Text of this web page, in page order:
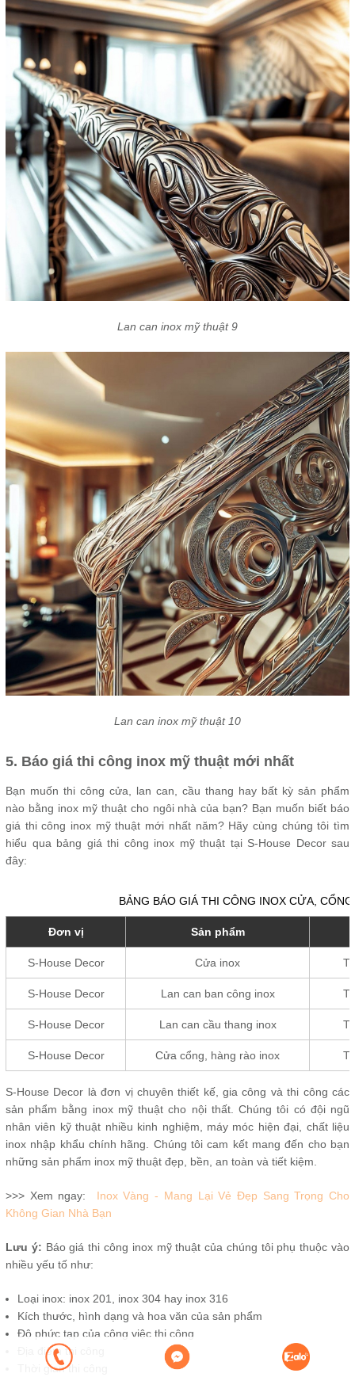
Lan can inox mỹ thuật 9
Lan can inox mỹ thuật 10
5. Báo giá thi công inox mỹ thuật mới nhất
Bạn muốn thi công cửa, lan can, cầu thang hay bất kỳ sản phẩm
nào bằng inox mỹ thuật cho ngôi nhà của bạn? Bạn muốn biết báo
giá thi công inox mỹ thuật mới nhất năm? Hãy cùng chúng tôi tìm
hiểu qua bảng giá thi công inox mỹ thuật tại S-House Decor sau
đây:
BẢNG BÁO GIÁ THI CÔNG INOX CỬA,
Đơn vị Sản phẩm
S-House Decor Cửa inox
S-House Decor Lan can ban công inox
S-House Decor Lan can cầu thang inox
S-House Decor Cửa cổng, hàng rào inox
S-House Decor là đơn vị chuyên thiết kế, gia công và thi công các
sản phẩm bằng inox mỹ thuật cho nội thất. Chúng tôi có đội ngũ
nhân viên kỹ thuật nhiều kinh nghiệm, máy móc hiện đại, chất liệu
inox nhập khẩu chính hãng. Chúng tôi cam kết mang đến cho bạn
những sản phẩm inox mỹ thuật đẹp, bền, an toàn và tiết kiệm.
>>> Xem ngay:
Inox Vàng - Mang Lại Vẻ Đẹp Sang Trọng Cho
Không Gian Nhà Bạn
Lưu ý: Báo giá thi công inox mỹ thuật của chúng tôi phụ thuộc vào
nhiều yếu tố như:
Loại inox: inox 201, inox 304 hay inox 316
Kích thước, hình dạng và hoa văn của sản phẩm
Độ phức tạp của công việc thi công
Địa điểm thi công
Thời gian thi công